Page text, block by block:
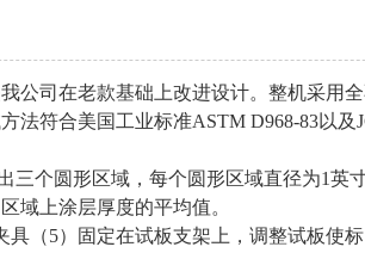
公司在老款基础上改进设计。整机采用
法符合美国工业标准ASTM D968-83以及
三个圆形区域，每个圆形区域直径为1英
域上涂层厚度的平均值。
具（5）固定在试板支架上，调整试板使